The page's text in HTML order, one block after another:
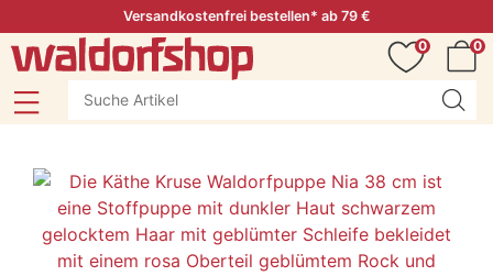
Versandkostenfrei bestellen* ab 79 €
0
0